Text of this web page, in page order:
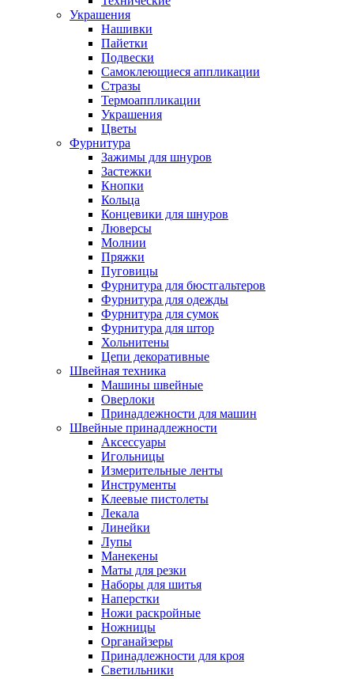
Украшения
Нашивки
Пайетки
Подвески
Самоклеющиеся аппликации
Стразы
Термоаппликации
Украшения
Цветы
Фурнитура
Зажимы для шнуров
Застежки
Кнопки
Кольца
Концевики для шнуров
Люверсы
Молнии
Пряжки
Пуговицы
Фурнитура для бюстгальтеров
Фурнитура для одежды
Фурнитура для сумок
Фурнитура для штор
Хольнитены
Цепи декоративные
Швейная техника
Машины швейные
Оверлоки
Принадлежности для машин
Швейные принадлежности
Аксессуары
Игольницы
Измерительные ленты
Инструменты
Клеевые пистолеты
Лекала
Линейки
Лупы
Манекены
Маты для резки
Наборы для шитья
Наперстки
Ножи раскройные
Ножницы
Органайзеры
Принадлежности для кроя
Светильники